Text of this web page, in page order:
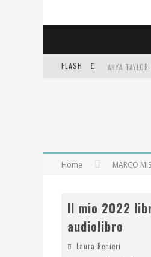
FLASH
COSA
Home MARCO
Il mio 2022
audiolibro
Laura Renieri